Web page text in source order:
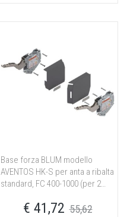
Base forza BLUM modello
AVENTOS HK-S per anta a ribalta
standard, FC 400-1000 (per 2
scuro/spazzolato inox
€ 41,72 55,62